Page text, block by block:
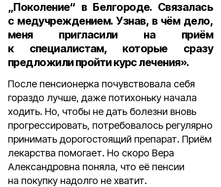
„Поколение“ в Белгороде. Связалась
с медучреждением. Узнав, в чём дело,
меня пригласили на приём
к специалистам, которые сразу
предложили пройти курс лечения».
После пенсионерка почувствовала себя
гораздо лучше, даже потихоньку начала
ходить. Но, чтобы не дать болезни вновь
прогрессировать, потребовалось регулярно
принимать дорогостоящий препарат. Приём
лекарства помогает. Но скоро Вера
Александровна поняла, что её пенсии
на покупку надолго не хватит.